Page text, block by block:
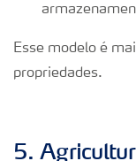
Esse modelo é
propriedades.
5.